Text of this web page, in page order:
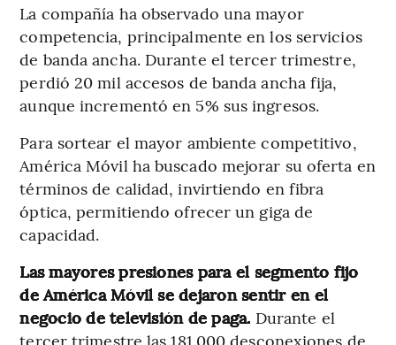
La compañía ha observado una mayor
competencia, principalmente en los servicios
de banda ancha. Durante el tercer trimestre,
perdió 20 mil accesos de banda ancha fija,
aunque incrementó en 5% sus ingresos.
Para sortear el mayor ambiente competitivo,
América Móvil ha buscado mejorar su oferta en
términos de calidad, invirtiendo en fibra
óptica, permitiendo ofrecer un giga de
capacidad.
Las mayores presiones para el segmento fijo
de América Móvil se dejaron sentir en el
negocio de televisión de paga. Durante el
tercer trimestre las 181.000 desconexiones de